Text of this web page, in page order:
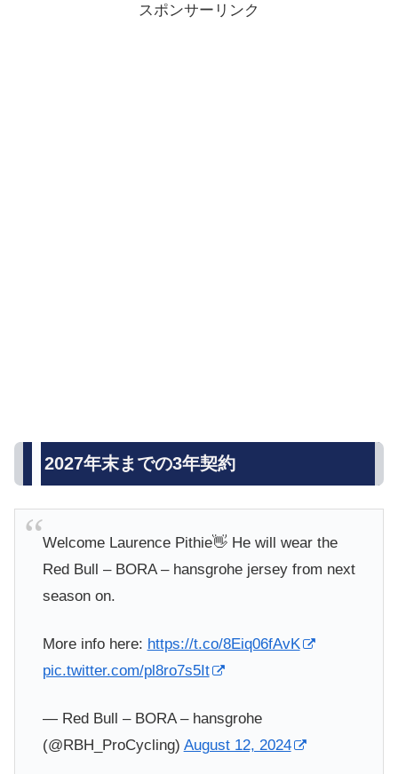
スポンサーリンク
2027年末までの3年契約
Welcome Laurence Pithie👋 He will wear the
Red Bull – BORA – hansgrohe jersey from next
season on.
More info here: https://t.co/8Eiq06fAvK
pic.twitter.com/pl8ro7s5It
— Red Bull – BORA – hansgrohe
(@RBH_ProCycling) August 12, 2024